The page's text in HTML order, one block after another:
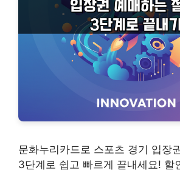
문화누리카드로 스포츠 경기 입장
3단계로 쉽고 빠르게 끝내세요! 할